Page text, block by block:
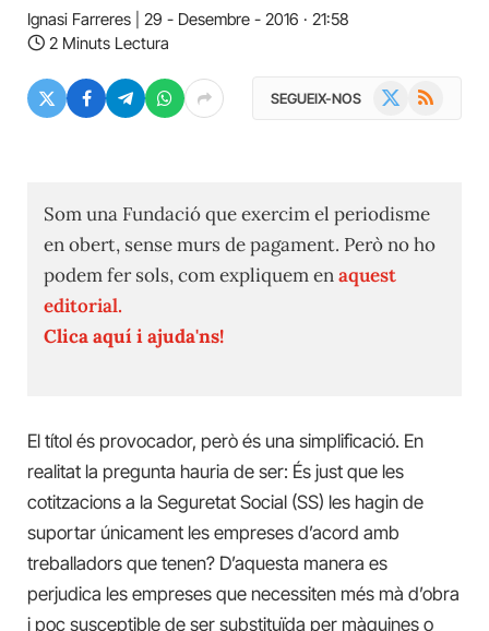
Ignasi Farreres
29 - Desembre - 2016 · 21:58
2 Minuts Lectura
SEGUEIX-NOS RSS
Som una Fundació que exercim el periodisme
en obert, sense murs de pagament. Però no ho
podem fer sols, com expliquem enaquest
editorial.
Clica aquí i ajuda'ns!
El títol és provocador, però és una simplificació. En
realitat la pregunta hauria de ser: És just que les
cotitzacions a la Seguretat Social (SS) les hagin de
suportar únicament les empreses d’acord amb
treballadors que tenen? D’aquesta manera es
perjudica les empreses que necessiten més mà d’obra
i poc susceptible de ser substituïda per màquines o